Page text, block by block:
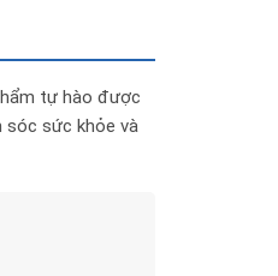
tự hào được
sóc sức khỏe và